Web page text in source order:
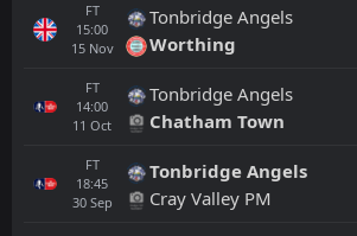
FT
15:00
15 Nov
Tonbridge Angels
Worthing
FT
14:00
11 Oct
Tonbridge Angels
Chatham Town
FT
18:45
30 Sep
Tonbridge Angels
Cray Valley PM